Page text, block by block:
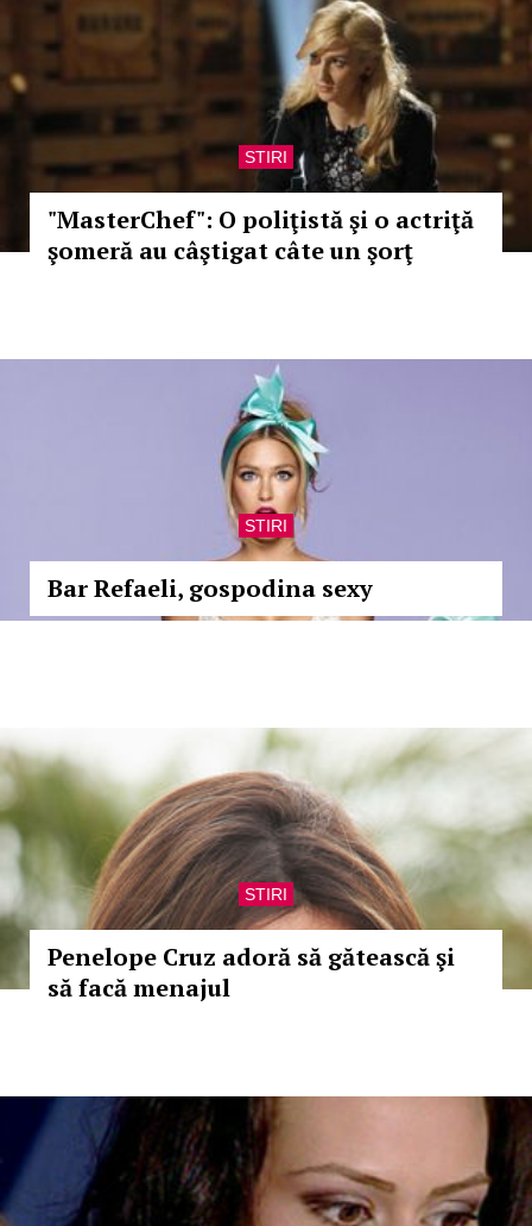
STIRI
"MasterChef": O poliţistă şi o actriţă
şomeră au câştigat câte un şorţ
STIRI
Bar Refaeli, gospodina sexy
STIRI
Penelope Cruz adoră să gătească şi
să facă menajul